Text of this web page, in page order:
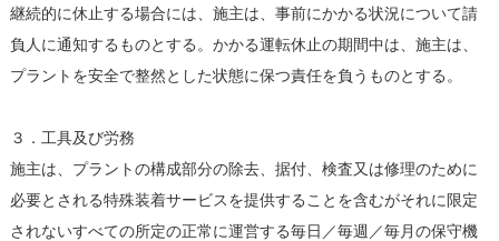
継続的に休止する場合には、施主は、事前にかかる状況について請
負人に通知するものとする。かかる運転休止の期間中は、施主は、
プラントを安全で整然とした状態に保つ責任を負うものとする。
３．工具及び労務
施主は、プラントの構成部分の除去、据付、検査又は修理のために
必要とされる特殊装着サービスを提供することを含むがそれに限定
されないすべての所定の正常に運営する毎日／毎週／毎月の保守機